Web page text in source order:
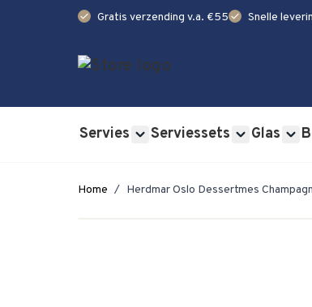
check Gratis verzending v.a. €55check Snelle
Servies Serviessets Glas
Home / Herdmar Oslo Dessertmes